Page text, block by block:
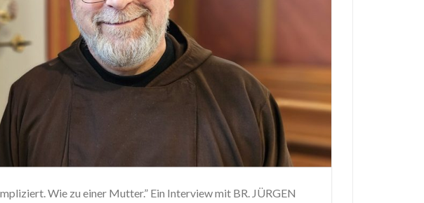
Wie zu einer Mutter.” Ein Interview mit BR. JÜRGEN